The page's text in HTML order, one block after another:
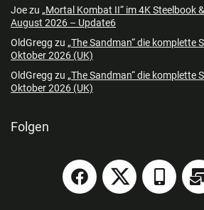
Joezu „Mortal Kombat II“ im 4K Steelbook
August 2026 – Update6
OldGregg zu „The Sandman“ die komplette
Oktober 2026 (UK)
OldGregg zu „The Sandman“ die komplette
Oktober 2026 (UK)
Folgen